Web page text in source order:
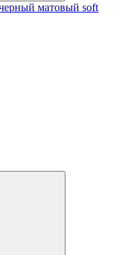
матовый soft